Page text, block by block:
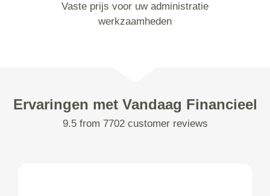
Vaste prijs voor uw administratie
werkzaamheden
Ervaringen met Vandaag Financieel
9.5 from 7702 customer reviews